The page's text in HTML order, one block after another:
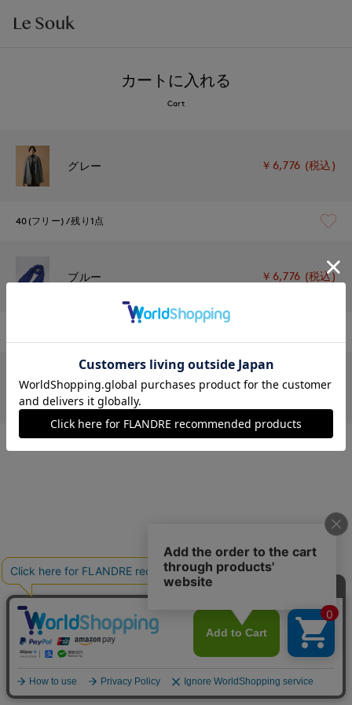
カートに入れる
Cart
グレー ￥6,776 (税込)
40(フリー) 残り1点
ブルー ￥6,776 (税込)
イエロー ￥6,776 (税込)